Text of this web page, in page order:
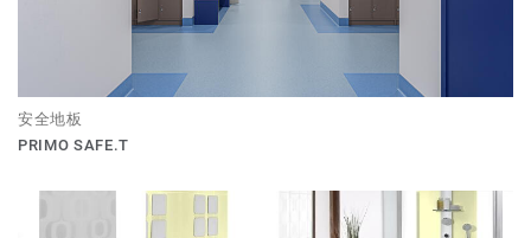
安全地板
PRIMO SAFE.T